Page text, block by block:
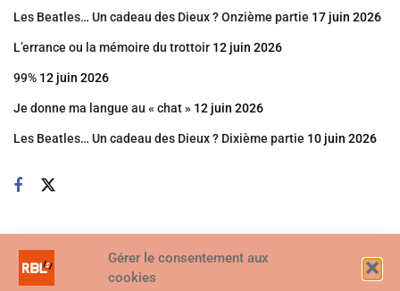
Gérer le consentement aux
cookies
Les Beatles… Un cadeau des Dieux ? Onzième partie 17 juin 2026
L’errance ou la mémoire du trottoir 12 juin 2026
99% 12 juin 2026
Je donne ma langue au « chat » 12 juin 2026
Les Beatles… Un cadeau des Dieux ? Dixième partie 10 juin 2026